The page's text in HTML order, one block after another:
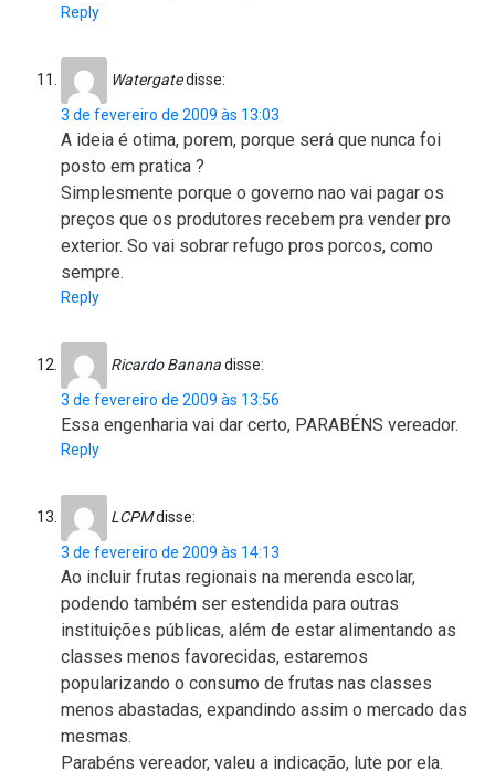
Reply
Watergatedisse:
3 de fevereiro de 2009 às 13:03
A ideia é otima, porem, porque será que nunca foi
posto em pratica ?
Simplesmente porque o governo nao vai pagar os
preços que os produtores recebem pra vender pro
exterior. So vai sobrar refugo pros porcos, como
sempre.
Reply
Ricardo Bananadisse:
3 de fevereiro de 2009 às 13:56
Essa engenharia vai dar certo, PARABÉNS vereador.
Reply
LCPMdisse:
3 de fevereiro de 2009 às 14:13
Ao incluir frutas regionais na merenda escolar,
podendo também ser estendida para outras
instituições públicas, além de estar alimentando as
classes menos favorecidas, estaremos
popularizando o consumo de frutas nas classes
menos abastadas, expandindo assim o mercado das
mesmas.
Parabéns vereador, valeu a indicação, lute por ela.